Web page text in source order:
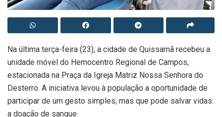
Na última terça-feira (23), a cidade de Quissamã recebeu a
unidade móvel do Hemocentro Regional de Campos,
estacionada na Praça da Igreja Matriz Nossa Senhora do
Desterro. A iniciativa levou à população a oportunidade de
participar de um gesto simples, mas que pode salvar vidas:
a doação de sangue.